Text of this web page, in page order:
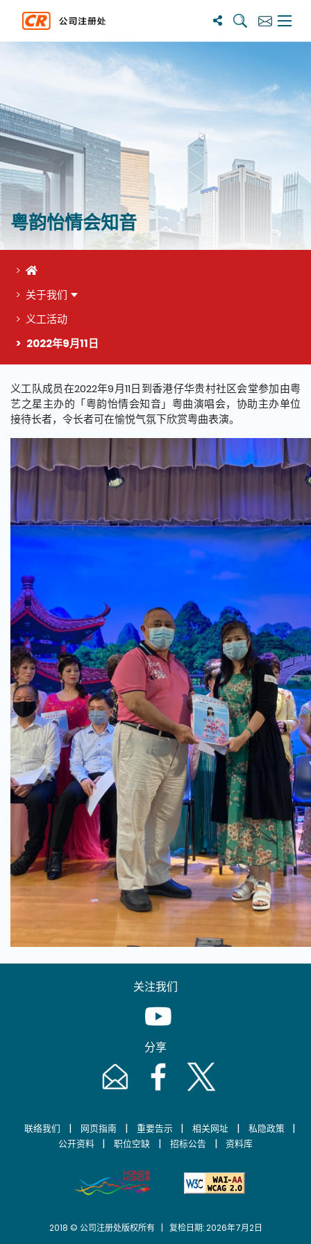
搜尋 訂閱主選
粤韵怡情会知音
首页
关于我们
义工活动
2022年9月11日
这个页面的主要内容
义工队成员在2022年9月11日到香港仔华贵村社区会堂参加由粤
艺之星主办的「粤韵怡情会知音」粤曲演唱会，协助主办单位
接待长者，令长者可在愉悦气氛下欣赏粤曲表演。
关注我们
Youtube [This link will pop up in
分享
Email [This link will pop up in a new
Facebook [This link will pop up
Twitter [This link will
联络我们 | 网页指南 | 重要告示 | 相关网址 | 私隐政策 |
公开资料 | 职位空缺 | 招标公告 | 资料库
2018 © 公司注册处版权所有 | 复检日期: 2026年7月2日